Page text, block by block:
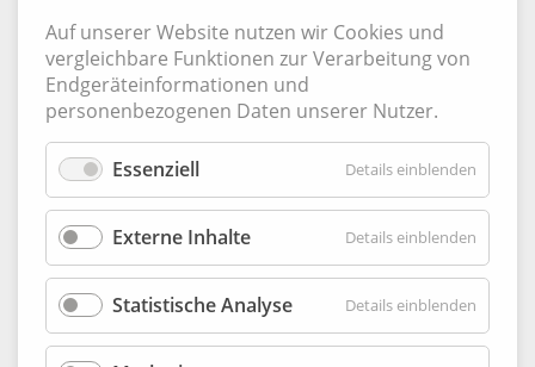
Auf unserer Website nutzen wir Cookies und
vergleichbare Funktionen zur Verarbeitung von
Endgeräteinformationen und
personenbezogenen Daten unserer Nutzer.
Essenziell Details einblenden
Externe Inhalte Details einblenden
Externe
Inhalte
Statistische Analyse Details einblenden
Analyse